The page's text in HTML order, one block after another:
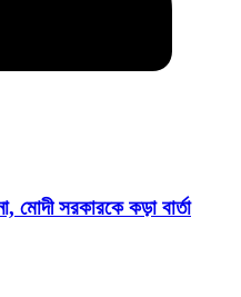
মোদী সরকারকে কড়া বার্তা